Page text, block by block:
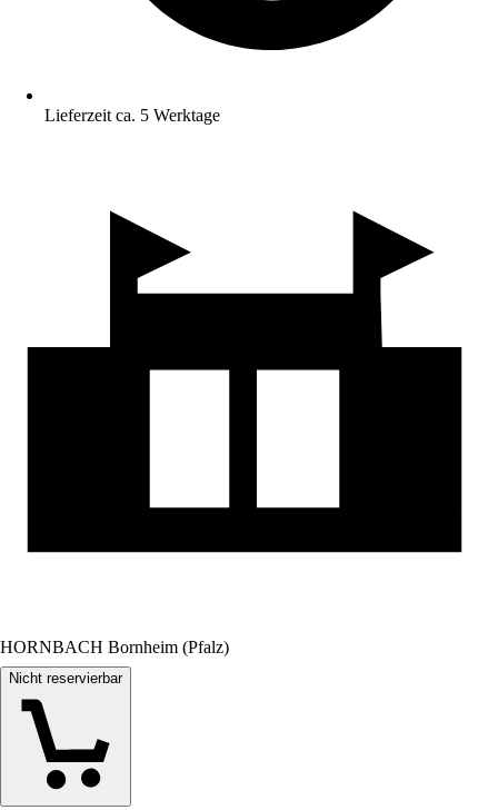
Lieferzeit ca. 5 Werktage
HORNBACH Bornheim (Pfalz)
Nicht reservierbar